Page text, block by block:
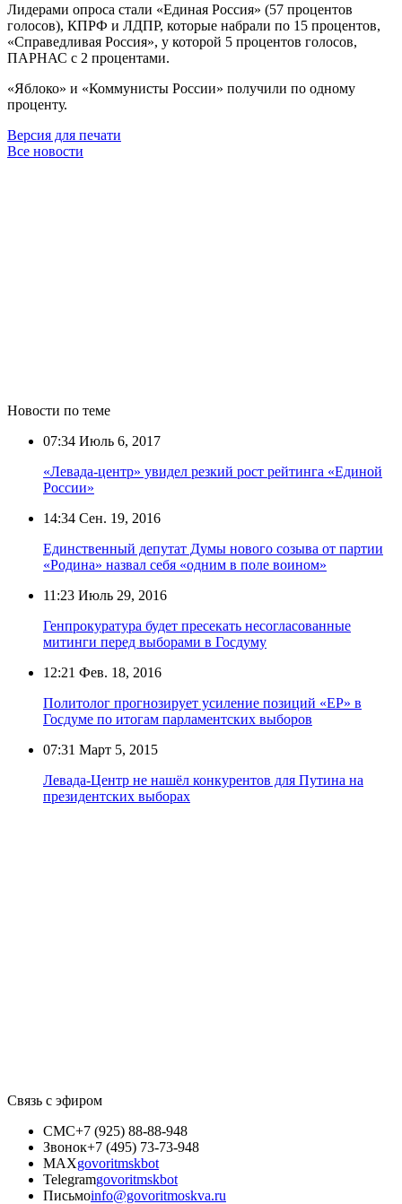
Лидерами опроса стали «Единая Россия» (57 процентов
голосов), КПРФ и ЛДПР, которые набрали по 15 процентов,
«Справедливая Россия», у которой 5 процентов голосов,
ПАРНАС с 2 процентами.
«Яблоко» и «Коммунисты России» получили по одному
проценту.
Версия для печати
Все новости
Новости по теме
07:34 Июль 6, 2017
«Левада-центр» увидел резкий рост рейтинга «Единой
России»
14:34 Сен. 19, 2016
Единственный депутат Думы нового созыва от партии
«Родина» назвал себя «одним в поле воином»
11:23 Июль 29, 2016
Генпрокуратура будет пресекать несогласованные
митинги перед выборами в Госдуму
12:21 Фев. 18, 2016
Политолог прогнозирует усиление позиций «ЕР» в
Госдуме по итогам парламентских выборов
07:31 Март 5, 2015
Левада-Центр не нашёл конкурентов для Путина на
президентских выборах
Связь с эфиром
СМС+7 (925) 88-88-948
Звонок+7 (495) 73-73-948
MAXgovoritmskbot
Telegramgovoritmskbot
Письмоinfo@govoritmoskva.ru